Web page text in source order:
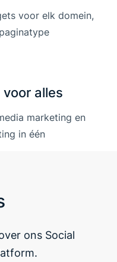
voor elk domein,
alles
marketing en
in één
ons Social